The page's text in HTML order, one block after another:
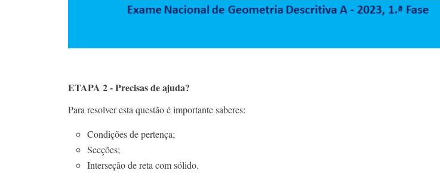
ETAPA 2 - Precisas de ajuda?
Para resolver esta questão é importante saberes:
Condições de pertença;
Secções;
Interseção de reta com sólido.